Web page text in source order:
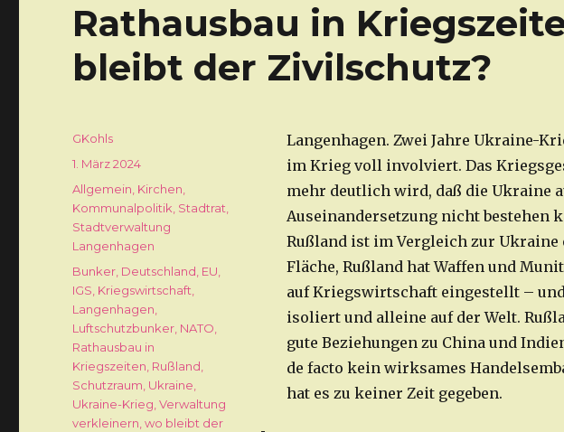
Rathausbau in
bleibt der Zivilschutz?
Langenhagen. Zwei Jahre Ukraine-
im Krieg voll involviert. Das
mehr deutlich wird, daß die Ukraine
Auseinandersetzung nicht bestehen
Rußland ist im Vergleich zur
Fläche, Rußland hat Waffen und
auf Kriegswirtschaft eingestellt –
isoliert und alleine auf der Welt.
gute Beziehungen zu China und
de facto kein wirksames
hat es zu keiner Zeit gegeben.
Autor
GKohls
Veröffentlicht
am
1. März 2024
Kategorien
Allgemein Kirchen
Kommunalpolitik Stadtrat
Stadtverwaltung
Langenhagen
Schlagwörter
Bunker Deutschland EU
IGS Kriegswirtschaft
Langenhagen
Luftschutzbunker NATO
Rathausbau in
Kriegszeiten Rußland
Schutzraum Ukraine
Ukraine-Krieg ,Verwaltung
verkleinern ,wo bleibt der